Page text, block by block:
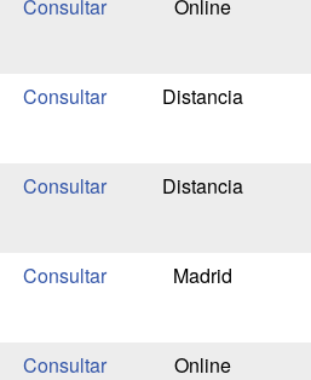
Online
Distancia
Distancia
Madrid
Online